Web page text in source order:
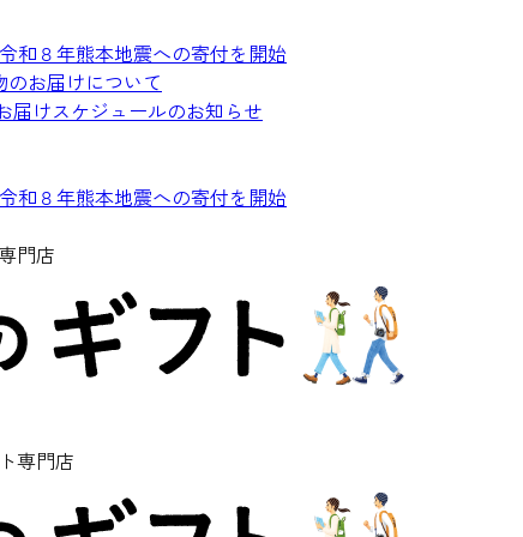
和８年熊本地震への寄付を開始
お届けについて
届けスケジュールのお知らせ
和８年熊本地震への寄付を開始
門店
専門店